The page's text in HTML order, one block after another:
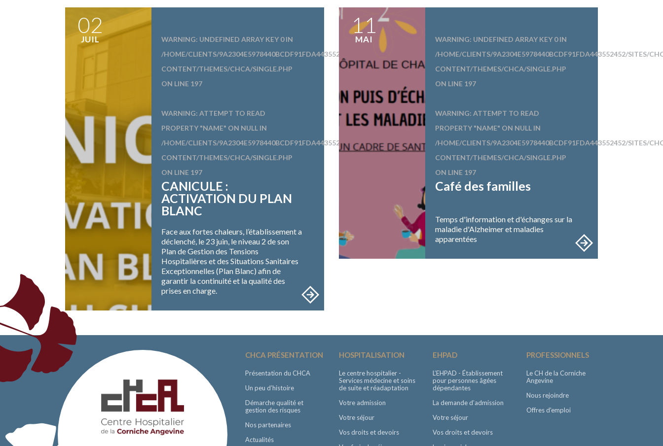
02
JUIL WARNING: UNDEFINED ARRAY KEY 0 IN
/HOME/CLIENTS/9A2304E5978440BCDF91FDA443552452/SITES/CHCA.FR/WP-
CONTENT/THEMES/CHCA/SINGLE.PHP
ON LINE 197
WARNING: ATTEMPT TO READ
PROPERTY "NAME" ON NULL IN
/HOME/CLIENTS/9A2304E5978440BCDF91FDA443552452/SITES/CHCA.FR/WP-
CONTENT/THEMES/CHCA/SINGLE.PHP
ON LINE 197
CANICULE :
ACTIVATION DU PLAN
BLANC
Face aux fortes chaleurs, l’établissement a
déclenché, le 23 juin, le niveau 2 de son
Plan de Gestion des Tensions
Hospitalières et des Situations Sanitaires
Exceptionnelles (Plan Blanc) afin de
garantir la continuité et la qualité des
prises en charge.
11
MAI WARNING: UNDEFINED ARRAY KEY 0 IN
/HOME/CLIENTS/9A2304E5978440BCDF91FDA443552452/SITES/
CONTENT/THEMES/CHCA/SINGLE.PHP
ON LINE 197
WARNING: ATTEMPT TO READ
PROPERTY "NAME" ON NULL IN
/HOME/CLIENTS/9A2304E5978440BCDF91FDA443552452/SITES/
CONTENT/THEMES/CHCA/SINGLE.PHP
ON LINE 197
Café des familles
Temps d'information et d'échanges sur la
maladie d'Alzheimer et maladies
apparentées
CHCA PRÉSENTATION
Présentation du CHCA
Un peu d’histoire
Démarche qualité et
gestion des risques
Nos partenaires
Actualités
HOSPITALISATION
Le centre hospitalier -
Services médecine et soins
de suite et réadaptation
Votre admission
Votre séjour
Vos droits et devoirs
EHPAD
L’EHPAD - Établissement
pour personnes âgées
dépendantes
La demande d’admission
Votre séjour
Vos droits et devoirs
PROFESSIONNELS
Le CH de la Corniche
Angevine
Nous rejoindre
Offres d'emploi